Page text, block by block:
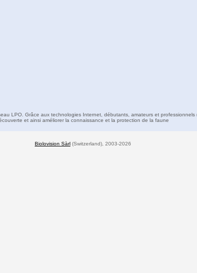
LPO. Grâce aux technologies Internet, débutants, amateurs et professionnels
et ainsi améliorer la connaissance et la protection de la faune
Biolovision Sàrl (Switzerland), 2003-2026